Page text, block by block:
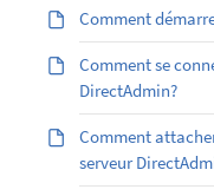
Comment
Comment se
DirectAdmin?
Comment
serveur